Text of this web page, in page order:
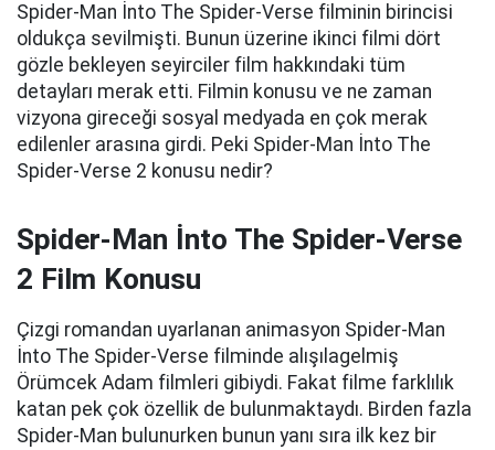
Spider-Man İnto The Spider-Verse filminin birincisi
oldukça sevilmişti. Bunun üzerine ikinci filmi dört
gözle bekleyen seyirciler film hakkındaki tüm
detayları merak etti. Filmin konusu ve ne zaman
vizyona gireceği sosyal medyada en çok merak
edilenler arasına girdi. Peki Spider-Man İnto The
Spider-Verse 2 konusu nedir?
Spider-Man İnto The Spider-Verse
2 Film Konusu
Çizgi romandan uyarlanan animasyon Spider-Man
İnto The Spider-Verse filminde alışılagelmiş
Örümcek Adam filmleri gibiydi. Fakat filme farklılık
katan pek çok özellik de bulunmaktaydı. Birden fazla
Spider-Man bulunurken bunun yanı sıra ilk kez bir